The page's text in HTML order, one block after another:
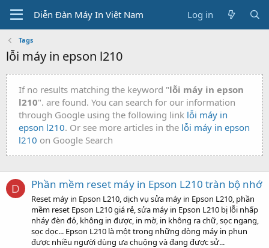
Diễn Đàn Máy In Việt Nam Log in
Tags
lỗi máy in epson l210
If no results matching the keyword "lỗi máy in epson
l210". are found. You can search for our information
through Google using the following link lỗi máy in
epson l210. Or see more articles in the lỗi máy in epson
l210 on Google Search
D Phần mềm reset máy in Epson L210 tràn bộ nhớ
Reset máy in Epson L210, dịch vụ sửa máy in Epson L210, phần
mềm reset Epson L210 giá rẻ, sửa máy in Epson L210 bị lỗi nhấp
nháy đèn đỏ, không in được, in mờ, in không ra chữ, sọc ngang,
sọc dọc... Epson L210 là một trong những dòng máy in phun
được nhiều người dùng ưa chuộng và đang được sử...